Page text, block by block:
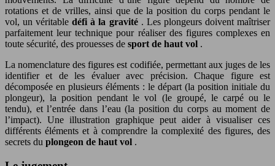
rotations et de vrilles, ainsi que de la position du corps pendant le
vol, un véritabledéfi à la gravité . Les plongeurs doivent maîtriser
parfaitement leur technique pour réaliser des figures complexes en
toute sécurité, des prouesses de sport de haut vol .
La nomenclature des figures est codifiée, permettant aux juges de les
identifier et de les évaluer avec précision. Chaque figure est
décomposée en plusieurs éléments : le départ (la position initiale du
plongeur), la position pendant le vol (le groupé, le carpé ou le
tendu), et l’entrée dans l’eau (la position du corps au moment de
l’impact). Une illustration graphique peut aider à visualiser ces
différents éléments et à comprendre la complexité des figures, des
secrets du plongeon de haut vol .